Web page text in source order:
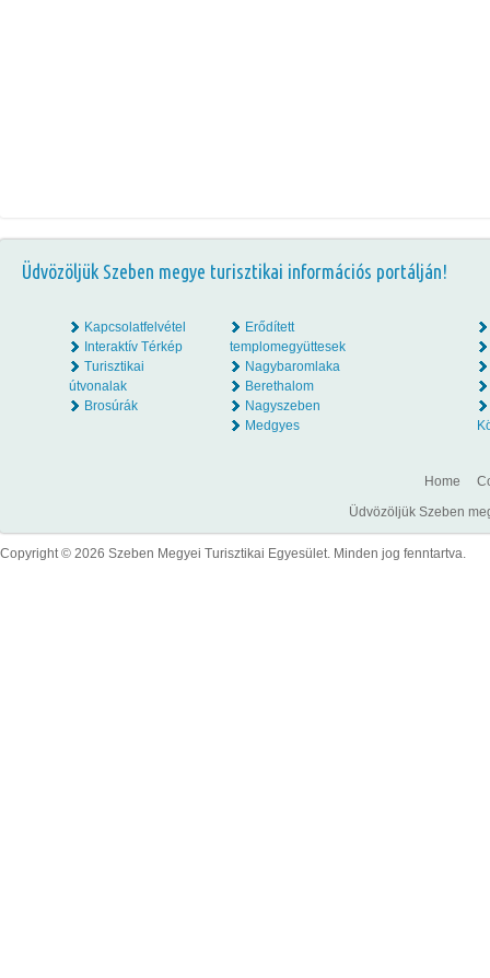
Üdvözöljük Szeben megye turisztikai információs portálján!
Kapcsolatfelvétel
Interaktív Térkép
Turisztikai
útvonalak
Brosúrák
Erődített
templomegyüttesek
Nagybaromlaka
Berethalom
Nagyszeben
Medgyes
Home
Üdvözöljük Szeben
Copyright © 2026 Szeben Megyei Turisztikai Egyesület. Minden jog fenntartva.